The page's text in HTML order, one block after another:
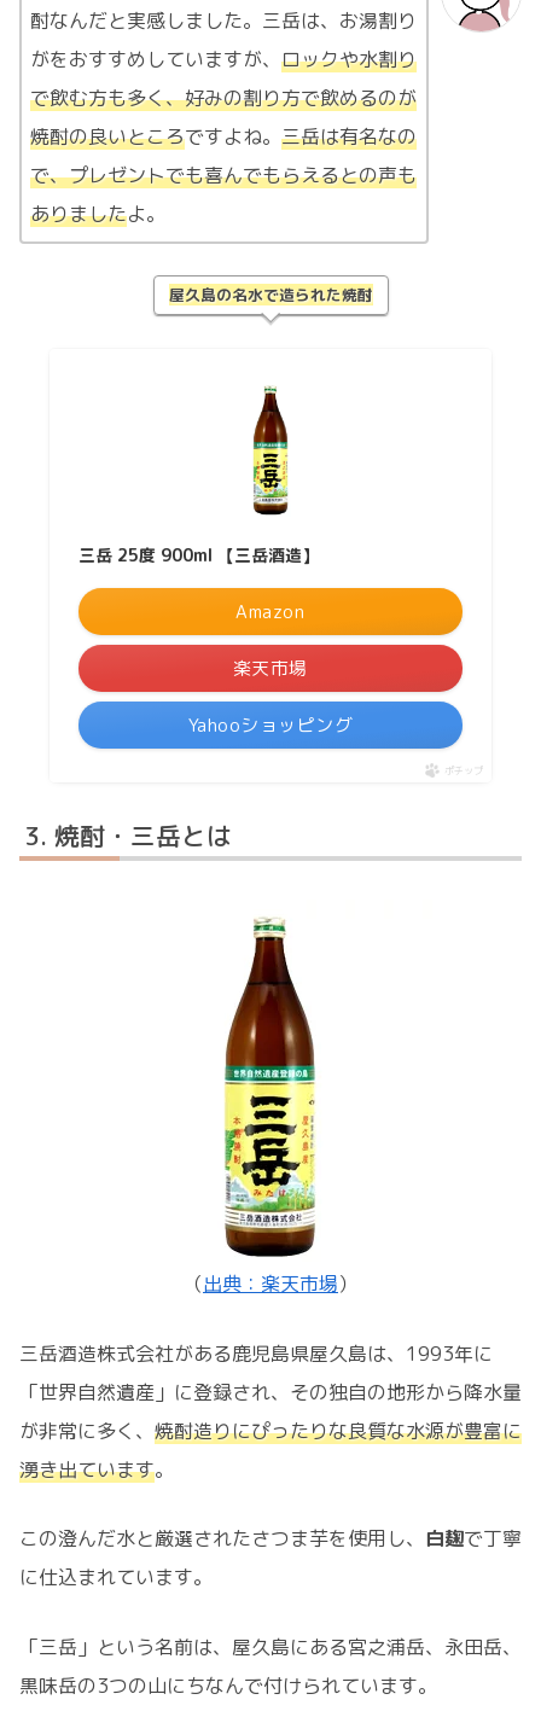
酎なんだと実感しました。三岳は、お湯割り
がをおすすめしていますが、 ロックや水割り
で飲む方も多く、好みの割り方で飲めるのが
焼酎の良いところですよね。 三岳は有名なの
で、プレゼントでも喜んでもらえるとの声も
ありましたよ。
屋久島の名水で造られた焼酎
三岳 25度 900ml 【三岳酒造】
Amazon
楽天市場
Yahooショッピング
ポチップ
焼酎・三岳とは
（出典：楽天市場）
三岳酒造株式会社がある鹿児島県屋久島は、1993年に
「世界自然遺産」に登録され、その独自の地形から降水量
が非常に多く、 焼酎造りにぴったりな良質な水源が豊富に
湧き出ています。
この澄んだ水と厳選されたさつま芋を使用し、 白麹で丁寧
に仕込まれています。
「三岳」という名前は、屋久島にある宮之浦岳、永田岳、
黒味岳の3つの山にちなんで付けられています。